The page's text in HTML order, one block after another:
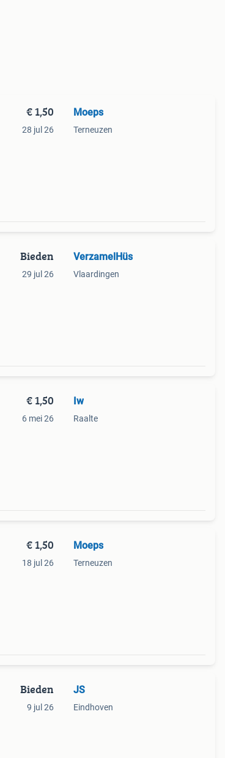
€ 1,50
28 jul 26
Moeps
Terneuzen
Bieden
29 jul 26
VerzamelHüs
Vlaardingen
€ 1,50
6 mei 26
Iw
Raalte
€ 1,50
18 jul 26
Moeps
Terneuzen
Bieden
9 jul 26
JS
Eindhoven